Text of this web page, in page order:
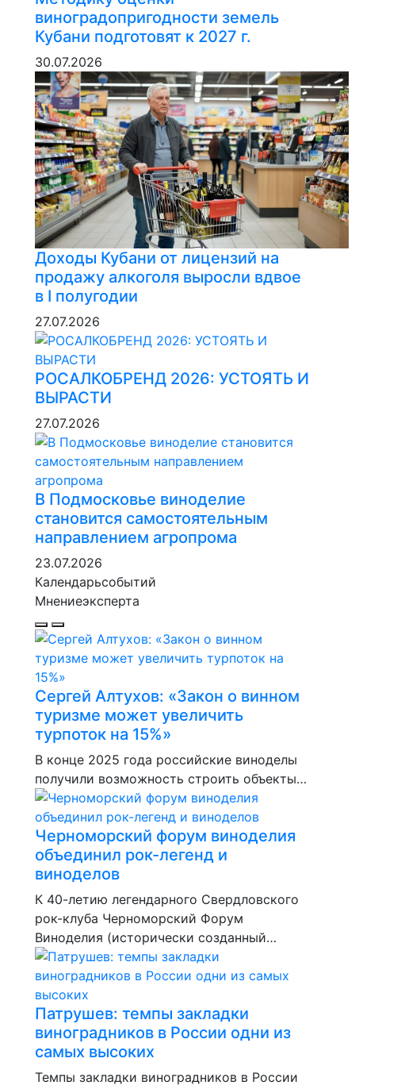
виноградопригодности земель
Кубани подготовят к 2027 г.
30.07.2026
Доходы Кубани от лицензий на
продажу алкоголя выросли вдвое
в I полугодии
27.07.2026
РОСАЛКОБРЕНД 2026: УСТОЯТЬ И
ВЫРАСТИ
27.07.2026
В Подмосковье виноделие
становится самостоятельным
направлением агропрома
23.07.2026
Календарьсобытий
Мнениеэксперта
Сергей Алтухов: «Закон о винном
туризме может увеличить
турпоток на 15%»
В конце 2025 года российские виноделы
получили возможность строить объекты…
Черноморский форум виноделия
объединил рок-легенд и
виноделов
К 40-летию легендарного Свердловского
рок-клуба Черноморский Форум
Виноделия (исторически созданный…
Патрушев: темпы закладки
виноградников в России одни из
самых высоких
Темпы закладки виноградников в России